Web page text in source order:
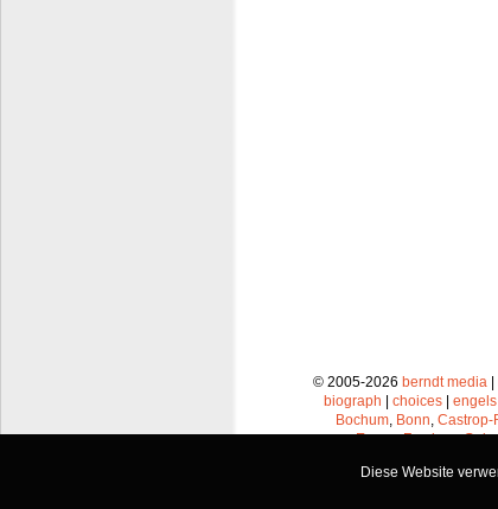
© 2005-2026 berndt media|
biograph
choices engels
Bochum, Bonn, Castrop-
Essen,Frechen,
Diese Website